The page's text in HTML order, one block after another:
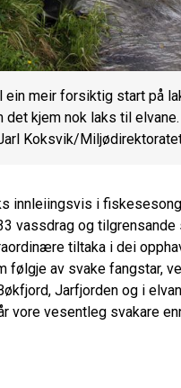
meir forsiktig start på
kjem nok laks til
Koksvik/
innleiingsvis i
vassdrag og tilgrensande
tiltaka i dei
følgje av svake fangstar,
Jarfjorden og i
vore vesentleg svakare